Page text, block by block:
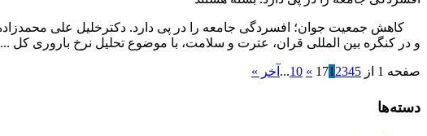
و در کنگره بین المللی قران، عترت و سلامت، با موضوع تحلیل نرخ باروری کل ...
صفحه 1 از 17 1 2345
»
10
... آخر »
دسته‌ها